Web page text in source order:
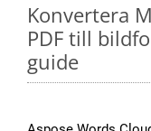
Konvertera
PDF till
guide